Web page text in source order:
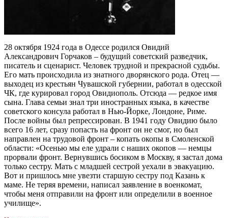
28 октября 1924 года в Одессе родился Овидий
Александрович Горчаков – будущий советский разведчик,
писатель и сценарист. Человек трудной и прекрасной судьбы.
Его мать происходила из знатного дворянского рода. Отец —
выходец из крестьян Чувашской губернии, работал в одесской
ЧК, где курировал город Овидиополь. Отсюда — редкое имя
сына. Глава семьи знал три иностранных языка, в качестве
советского консула работал в Нью-Йорке, Лондоне, Риме.
После войны был репрессирован. В 1941 году Овидию было
всего 16 лет, сразу попасть на фронт он не смог, но был
направлен на трудовой фронт – копать окопы в Смоленской
области: «Осенью мы еле удрали с наших окопов — немцы
прорвали фронт. Вернувшись босиком в Москву, я застал дома
только сестру. Мать с младшей сестрой уехали в эвакуацию.
Вот и пришлось мне увезти старшую сестру под Казань к
маме. Не теряя времени, написал заявление в военкомат,
чтобы меня отправили на фронт или определили в военное
училище».